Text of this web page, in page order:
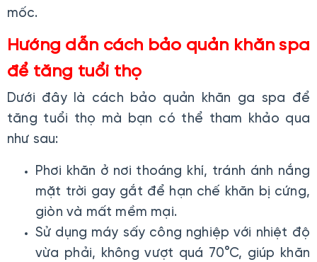
mốc.
Hướng dẫn cách bảo quản khăn spa
để tăng tuổi thọ
Dưới đây là cách bảo quản khăn ga spa để
tăng tuổi thọ mà bạn có thể tham khảo qua
như sau:
Phơi khăn ở nơi thoáng khí, tránh ánh nắng
mặt trời gay gắt để hạn chế khăn bị cứng,
giòn và mất mềm mại.
Sử dụng máy sấy công nghiệp với nhiệt độ
vừa phải, không vượt quá 70°C, giúp khăn